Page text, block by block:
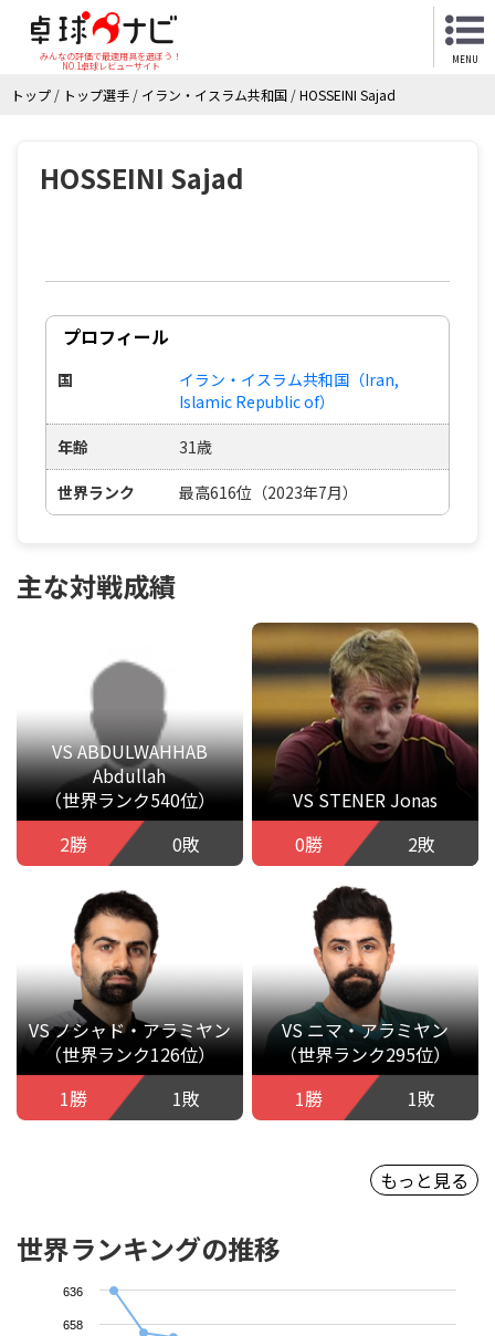
みんなの評価で最適用具を選ぼう！
NO.1卓球レビューサイト
MENU
トップ / トップ選手 / イラン・イスラム共和国 /HOSSEINI Sajad
HOSSEINI Sajad
プロフィール
国
イラン・イスラム共和国（Iran,
Islamic Republic of）
年齢 31歳
世界ランク 最高616位（2023年7月）
主な対戦成績
VS ABDULWAHHAB
Abdullah
（世界ランク540位）
2勝
0敗
VS STENER Jonas
0勝
2敗
VS ノシャド・アラミヤン
（世界ランク126位）
1勝
1敗
VS ニマ・アラミヤン
（世界ランク295位）
1勝
1敗
もっと見る
世界ランキングの推移
636
658